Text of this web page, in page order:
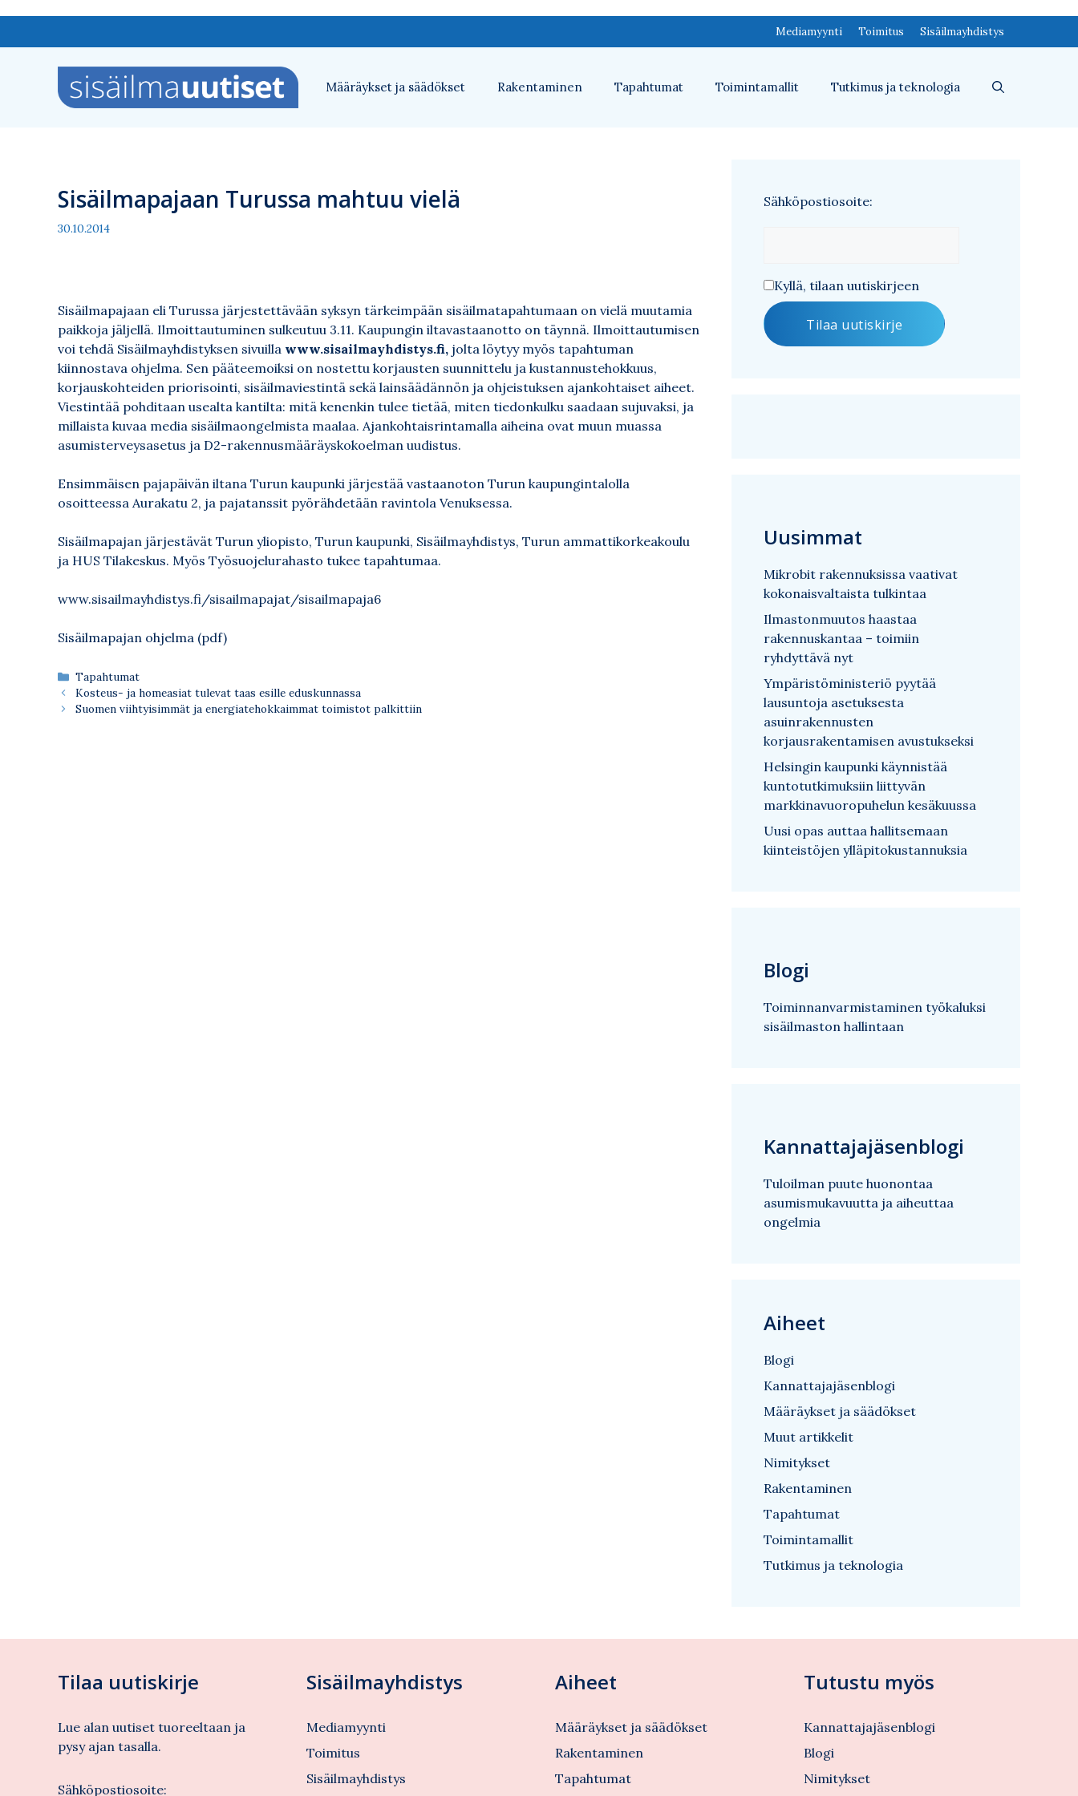
sisältöön
Mediamyynti Toimitus Sisäilmayhdistys
Määräykset ja säädökset Rakentaminen Tapahtumat Toimintamallit Tutkimus ja teknologia
Sisäilmapajaan Turussa mahtuu vielä
30.10.2014
Sisäilmapajaan eli Turussa järjestettävään syksyn tärkeimpään sisäilmatapahtumaan on vielä muutamia
paikkoja jäljellä. Ilmoittautuminen sulkeutuu 3.11. Kaupungin iltavastaanotto on täynnä. Ilmoittautumisen
voi tehdä Sisäilmayhdistyksen sivuilla www.sisailmayhdistys.fi, jolta löytyy myös tapahtuman
kiinnostava ohjelma. Sen pääteemoiksi on nostettu korjausten suunnittelu ja kustannustehokkuus,
korjauskohteiden priorisointi, sisäilmaviestintä sekä lainsäädännön ja ohjeistuksen ajankohtaiset aiheet.
Viestintää pohditaan usealta kantilta: mitä kenenkin tulee tietää, miten tiedonkulku saadaan sujuvaksi, ja
millaista kuvaa media sisäilmaongelmista maalaa. Ajankohtaisrintamalla aiheina ovat muun muassa
asumisterveysasetus ja D2-rakennusmääräyskokoelman uudistus.
Ensimmäisen pajapäivän iltana Turun kaupunki järjestää vastaanoton Turun kaupungintalolla
osoitteessa Aurakatu 2, ja pajatanssit pyörähdetään ravintola Venuksessa.
Sisäilmapajan järjestävät Turun yliopisto, Turun kaupunki, Sisäilmayhdistys, Turun ammattikorkeakoulu
ja HUS Tilakeskus. Myös Työsuojelurahasto tukee tapahtumaa.
www.sisailmayhdistys.fi/sisailmapajat/sisailmapaja6
Sisäilmapajan ohjelma (pdf)
Kategoriat
Tapahtumat
Kosteus- ja homeasiat tulevat taas esille eduskunnassa
Suomen viihtyisimmät ja energiatehokkaimmat toimistot palkittiin
Sähköpostiosoite:
Kyllä, tilaan uutiskirjeen
Uusimmat
Mikrobit rakennuksissa vaativat
kokonaisvaltaista tulkintaa
Ilmastonmuutos haastaa
rakennuskantaa – toimiin
ryhdyttävä nyt
Ympäristöministeriö pyytää
lausuntoja asetuksesta
asuinrakennusten
korjausrakentamisen avustukseksi
Helsingin kaupunki käynnistää
kuntotutkimuksiin liittyvän
markkinavuoropuhelun kesäkuussa
Uusi opas auttaa hallitsemaan
kiinteistöjen ylläpitokustannuksia
Blogi
Toiminnanvarmistaminen työkaluksi
sisäilmaston hallintaan
Kannattajajäsenblogi
Tuloilman puute huonontaa
asumismukavuutta ja aiheuttaa
ongelmia
Aiheet
Blogi
Kannattajajäsenblogi
Määräykset ja säädökset
Muut artikkelit
Nimitykset
Rakentaminen
Tapahtumat
Toimintamallit
Tutkimus ja teknologia
Tilaa uutiskirje
Lue alan uutiset tuoreeltaan ja
pysy ajan tasalla.
Sähköpostiosoite:
Sisäilmayhdistys
Mediamyynti
Toimitus
Sisäilmayhdistys
Aiheet
Määräykset ja säädökset
Rakentaminen
Tapahtumat
Tutustu myös
Kannattajajäsenblogi
Blogi
Nimitykset